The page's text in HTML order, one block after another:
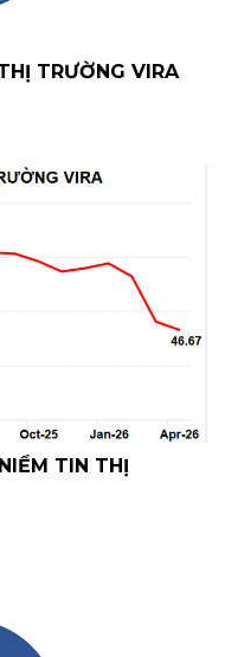
TRƯỜNG VIRA
TIN THỊ